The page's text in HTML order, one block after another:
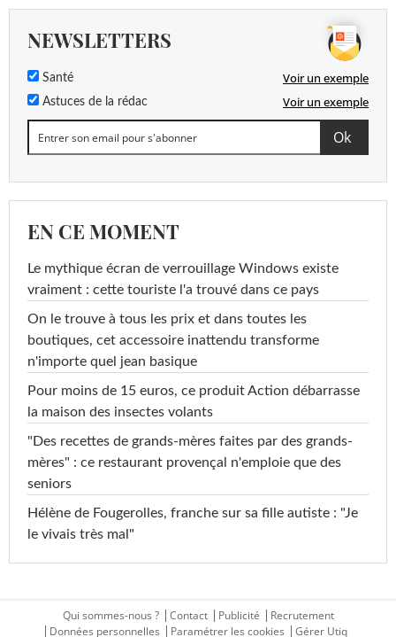
NEWSLETTERS
Santé Voir un exemple
Astuces de la rédac Voir un exemple
EN CE MOMENT
Le mythique écran de verrouillage Windows existe
vraiment : cette touriste l'a trouvé dans ce pays
On le trouve à tous les prix et dans toutes les
boutiques, cet accessoire inattendu transforme
n'importe quel jean basique
Pour moins de 15 euros, ce produit Action débarrasse
la maison des insectes volants
"Des recettes de grands-mères faites par des grands-
mères" : ce restaurant provençal n'emploie que des
seniors
Hélène de Fougerolles, franche sur sa fille autiste : "Je
le vivais très mal"
Qui sommes-nous ? Contact Publicité
Recrutement
Données personnelles
Paramétrer les cookies Gérer Utiq